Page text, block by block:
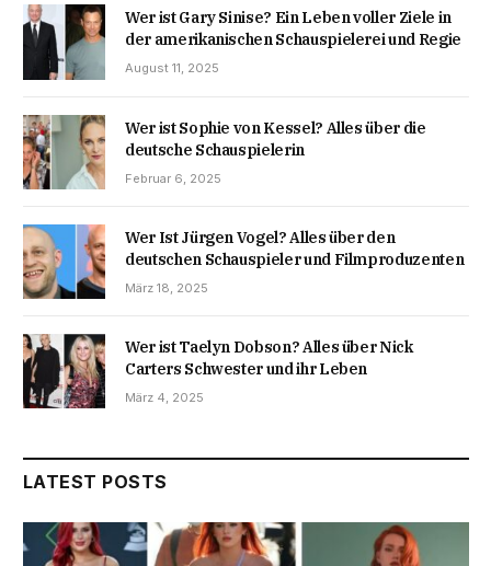
Wer ist Gary Sinise? Ein Leben voller Ziele in
der amerikanischen Schauspielerei und Regie
August 11, 2025
Wer ist Sophie von Kessel? Alles über die
deutsche Schauspielerin
Februar 6, 2025
Wer Ist Jürgen Vogel? Alles über den
deutschen Schauspieler und Filmproduzenten
März 18, 2025
Wer ist Taelyn Dobson? Alles über Nick
Carters Schwester und ihr Leben
März 4, 2025
LATEST POSTS